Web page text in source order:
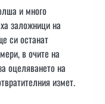
и много
заложници на
си останат
в очите на
оцеляването на
измет.